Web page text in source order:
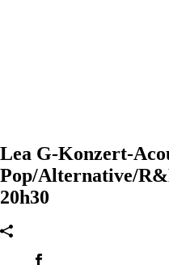
Lea G-Konzert-
Pop/Alternative/
20h30